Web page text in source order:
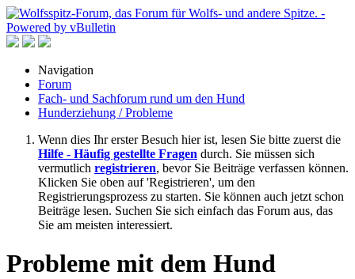
Navigation
Forum
Fach- und Sachforum rund um den Hund
Hunderziehung / Probleme
Wenn dies Ihr erster Besuch hier ist, lesen Sie bitte zuerst die
Hilfe - Häufig gestellte Fragen durch. Sie müssen sich
vermutlich registrieren, bevor Sie Beiträge verfassen können.
Klicken Sie oben auf 'Registrieren', um den
Registrierungsprozess zu starten. Sie können auch jetzt schon
Beiträge lesen. Suchen Sie sich einfach das Forum aus, das
Sie am meisten interessiert.
Probleme mit dem Hund